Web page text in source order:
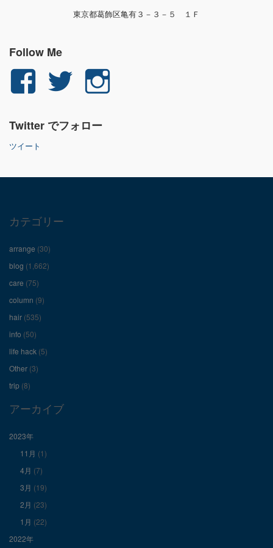
東京都葛飾区亀有３－３－５ １Ｆ
Follow Me
yuichi.fujita.351
ん
ロ
フ
ィ
ー
ル
を
Facebook
で
示
yu_1_fjt
ん
Twitter でフォロー
ツイート
カテゴリー
arrange (30)
blog (1,662)
care (75)
column (9)
hair (535)
info (50)
life hack (5)
Other (3)
trip (8)
アーカイブ
2023年
11月 (1)
4月 (7)
3月 (19)
2月 (23)
1月 (22)
2022年